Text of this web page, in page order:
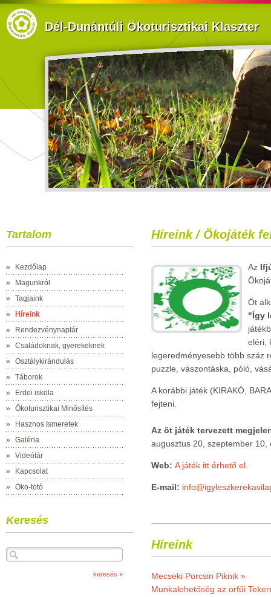
Dél-Dunántúli Ökoturisztikai Klaszter
Tartalom
»
Kezdőlap
»
Magunkról
»
Tagjaink
»
Híreink
»
Rendezvénynaptár
»
Családoknak, gyerekeknek
»
Osztálykirándulás
»
Táborok
»
Erdei iskola
»
Ökoturisztikai Minősítés
»
Hasznos Ismeretek
»
Galéria
»
Videótár
»
Kapcsolat
»
Öko-totó
Keresés
Híreink / Ökojáték
Az
Öt
"Így
eléri,
legeredményesebb több száz
puzzle, vászontáska, póló,
A korábbi játék (KIRAKÓ,
fejteni.
Az öt játék tervezett
augusztus 20, szeptember 10,
Web: A játék itt érhető el.
E-mail:
Híreink
Mecseki Porcsin Piknik »
Munkalehetőség az orfűi